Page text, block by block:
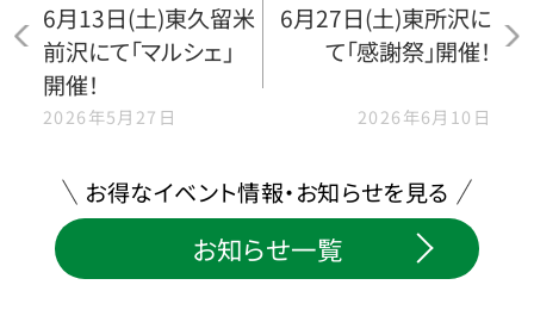
6月13日(土)東久留米
前沢にて「マルシェ」
開催！
2026年5月27日
6月27日(土)東所沢に
て「感謝祭」開催！
2026年6月10日
お得なイベント情報・お知らせを見る
お知らせ一覧